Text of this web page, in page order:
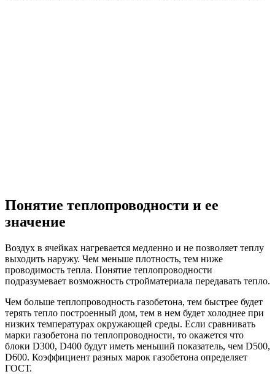
Понятие теплопроводности и ее
значение
Воздух в ячейках нагревается медленно и не позволяет теплу
выходить наружу. Чем меньше плотность, тем ниже
проводимость тепла. Понятие теплопроводности
подразумевает возможность стройматериала передавать тепло.
Чем больше теплопроводность газобетона, тем быстрее будет
терять тепло построенный дом, тем в нем будет холоднее при
низких температурах окружающей среды. Если сравнивать
марки газобетона по теплопроводности, то окажется что
блоки D300, D400 будут иметь меньший показатель, чем D500,
D600. Коэффициент разных марок газобетона определяет
ГОСТ.